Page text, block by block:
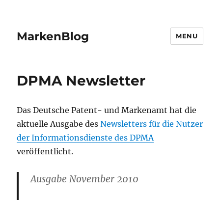
MarkenBlog MENU
DPMA Newsletter
Das Deutsche Patent- und Markenamt hat die
aktuelle Ausgabe desNewsletters für die Nutzer
der Informationsdienste des DPMA
veröffentlicht.
Ausgabe November 2010